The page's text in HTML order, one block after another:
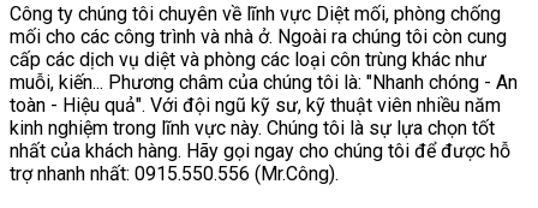
Công ty chúng tôi chuyên về lĩnh vực Diệt mối, phòng chống
mối cho các công trình và nhà ở. Ngoài ra chúng tôi còn cung
cấp các dịch vụ diệt và phòng các loại côn trùng khác như
muỗi, kiến... Phương châm của chúng tôi là: "Nhanh chóng - An
toàn - Hiệu quả". Với đội ngũ kỹ sư, kỹ thuật viên nhiều năm
kinh nghiệm trong lĩnh vực này. Chúng tôi là sự lựa chọn tốt
nhất của khách hàng. Hãy gọi ngay cho chúng tôi để được hỗ
trợ nhanh nhất: 0915.550.556 (Mr.Công).